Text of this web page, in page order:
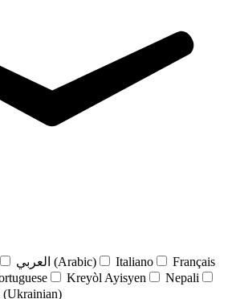
العربي (Arabic) Italiano
Français
Kreyòl Ayisyen
Nepali
(Ukrainian)